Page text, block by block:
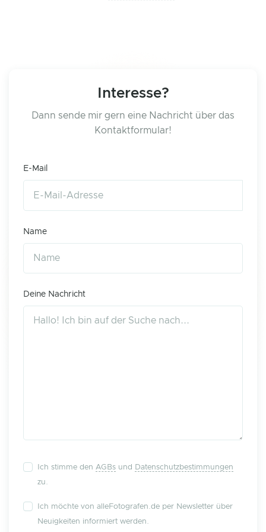
Interesse?
Dann sende mir gern eine Nachricht über das
Kontaktformular!
E-Mail
Name
Deine Nachricht
Ich stimme den AGBs und
Datenschutzbestimmungen
zu.
Ich möchte von alleFotografen.de per Newsletter über
Neuigkeiten informiert werden.